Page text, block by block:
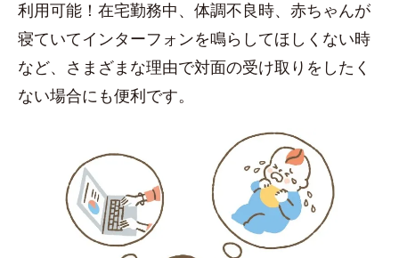
利用可能！在宅勤務中、体調不良時、赤ちゃんが
寝ていてインターフォンを鳴らしてほしくない時
など、さまざまな理由で対面の受け取りをしたく
ない場合にも便利です。